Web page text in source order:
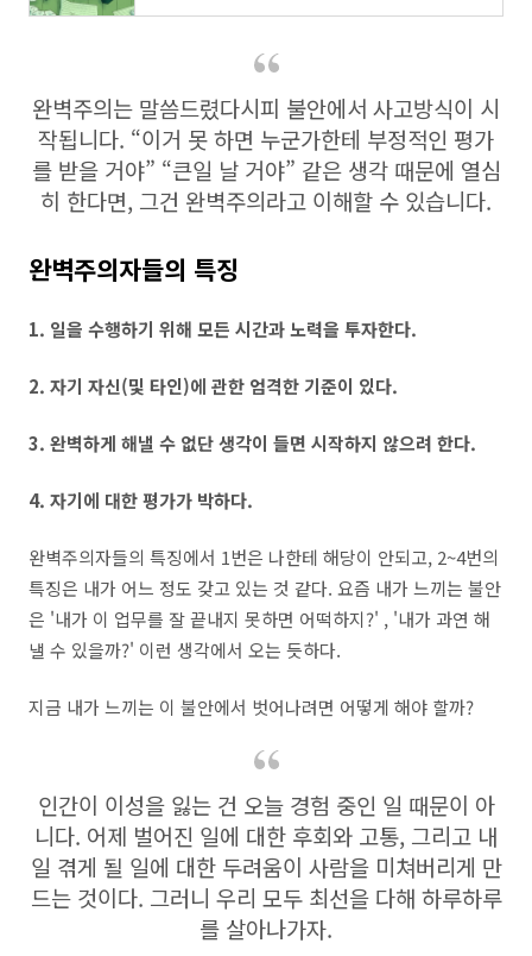
완벽주의는 말씀드렸다시피 불안에서 사고방식이 시
작됩니다. “이거 못 하면 누군가한테 부정적인 평가
를 받을 거야” “큰일 날 거야” 같은 생각 때문에 열심
히 한다면, 그건 완벽주의라고 이해할 수 있습니다.
완벽주의자들의 특징
1. 일을 수행하기 위해 모든 시간과 노력을 투자한다.
2. 자기 자신(및 타인)에 관한 엄격한 기준이 있다.
3. 완벽하게 해낼 수 없단 생각이 들면 시작하지 않으려 한다.
4. 자기에 대한 평가가 박하다.
완벽주의자들의 특징에서 1번은 나한테 해당이 안되고, 2~4번의
특징은 내가 어느 정도 갖고 있는 것 같다. 요즘 내가 느끼는 불안
은 '내가 이 업무를 잘 끝내지 못하면 어떡하지?' , '내가 과연 해
낼 수 있을까?' 이런 생각에서 오는 듯하다.
지금 내가 느끼는 이 불안에서 벗어나려면 어떻게 해야 할까?
인간이 이성을 잃는 건 오늘 경험 중인 일 때문이 아
니다. 어제 벌어진 일에 대한 후회와 고통, 그리고 내
일 겪게 될 일에 대한 두려움이 사람을 미쳐버리게 만
드는 것이다. 그러니 우리 모두 최선을 다해 하루하루
를 살아나가자.